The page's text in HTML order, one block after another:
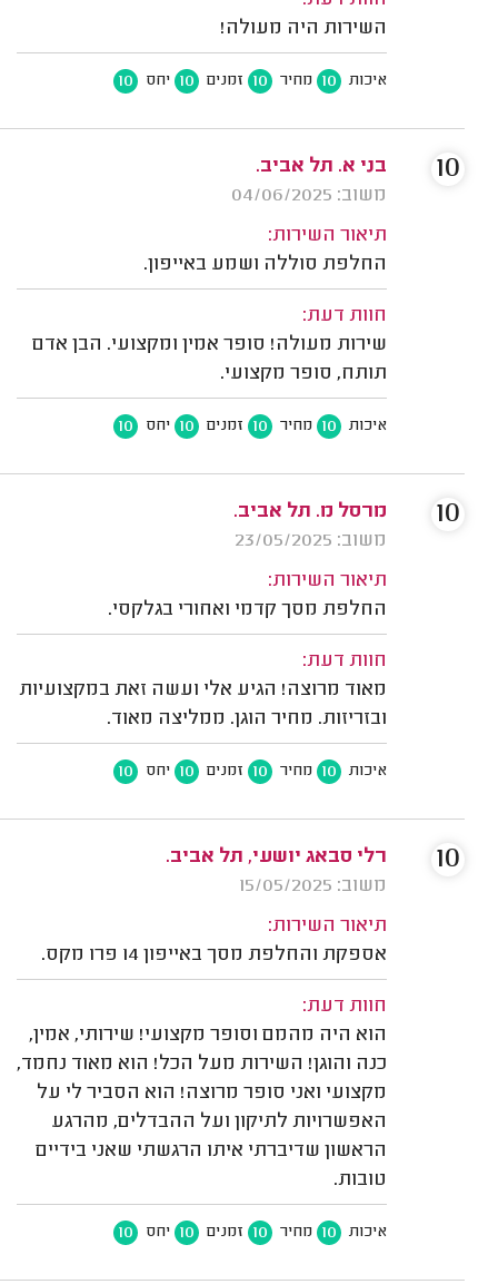
השירות היה מעולה!
איכות 10 מחיר 10 זמנים 10 יחס 10
בני א. תל אביב.
משוב: 04/06/2025
תיאור השירות:
החלפת סוללה ושמע באייפון.
חוות דעת:
שירות מעולה! סופר אמין ומקצועי. הבן אדם
תותח, סופר מקצועי.
איכות 10 מחיר 10 זמנים 10 יחס 10
10
מרסל מ. תל אביב.
משוב: 23/05/2025
תיאור השירות:
החלפת מסך קדמי ואחורי בגלקסי.
חוות דעת:
מאוד מרוצה! הגיע אלי ועשה זאת במקצועיות
ובזריזות. מחיר הוגן. ממליצה מאוד.
איכות 10 מחיר 10 זמנים 10 יחס 10
10
רלי סבאג יושעי, תל אביב.
משוב: 15/05/2025
תיאור השירות:
אספקת והחלפת מסך באייפון 14 פרו מקס.
חוות דעת:
הוא היה מהמם וסופר מקצועי! שירותי, אמין,
כנה והוגן! השירות מעל הכל! הוא מאוד נחמד,
מקצועי ואני סופר מרוצה! הוא הסביר לי על
האפשרויות לתיקון ועל ההבדלים, מהרגע
הראשון שדיברתי איתו הרגשתי שאני בידיים
טובות.
איכות 10 מחיר 10 זמנים 10 יחס 10
10